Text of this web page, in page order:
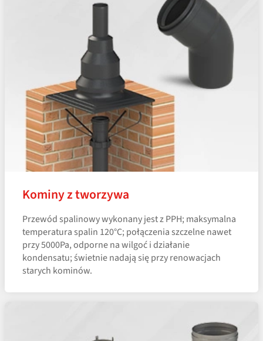
Kominy z tworzywa
Przewód spalinowy wykonany jest z PPH; maksymalna
temperatura spalin 120°C; połączenia szczelne nawet
przy 5000Pa, odporne na wilgoć i działanie
kondensatu; świetnie nadają się przy renowacjach
starych kominów.